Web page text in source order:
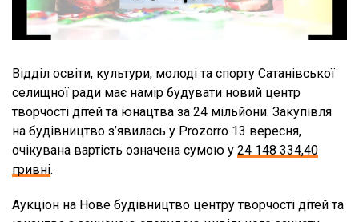
Відділ освіти, культури, молоді та спорту Сатанівської
селищної ради має намір будувати новий центр
творчості дітей та юнацтва за 24 мільйони. Закупівля
на будівництво з’явилась у Prozorro 13 вересня,
очікувана вартість означена сумою у 24 148 334,40
гривні.
Аукціон на Нове будівництво центру творчості дітей та